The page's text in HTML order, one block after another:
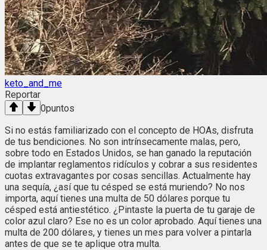
keto_and_me
Reportar
0puntos
Si no estás familiarizado con el concepto de HOAs, disfruta
de tus bendiciones. No son intrínsecamente malas, pero,
sobre todo en Estados Unidos, se han ganado la reputación
de implantar reglamentos ridículos y cobrar a sus residentes
cuotas extravagantes por cosas sencillas. Actualmente hay
una sequía, ¿así que tu césped se está muriendo? No nos
importa, aquí tienes una multa de 50 dólares porque tu
césped está antiestético. ¿Pintaste la puerta de tu garaje de
color azul claro? Ese no es un color aprobado. Aquí tienes una
multa de 200 dólares, y tienes un mes para volver a pintarla
antes de que se te aplique otra multa.